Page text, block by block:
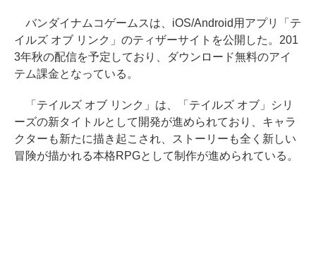
バンダイナムコゲームスは、iOS/Android用アプリ「テ
イルズ オブ リンク」のティザーサイトを公開した。201
3年秋の配信を予定しており、ダウンロード無料のアイ
テム課金となっている。
「テイルズ オブ リンク」は、「テイルズ オブ」シリ
ーズの新タイトルとして開発が進められており、キャラ
クターも新たに描き起こされ、ストーリーも全く新しい
冒険が描かれる本格RPGとして制作が進められている。